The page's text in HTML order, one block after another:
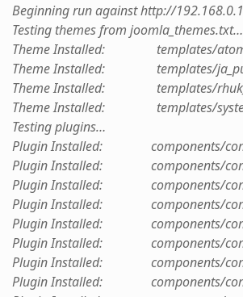
Beginning run against http://
Testing themes from joomla_themes.txt…
Theme Installed: templates/
Theme Installed: templates/
Theme Installed: templates/
Theme Installed: templates/
Testing plugins…
Plugin Installed: components/
Plugin Installed: components/
Plugin Installed: components/
Plugin Installed: components/
Plugin Installed: components/
Plugin Installed: components/
Plugin Installed: components/
Plugin Installed: components/